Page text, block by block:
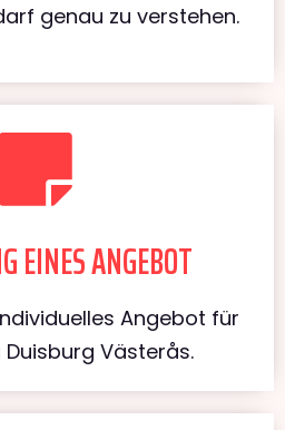
genau zu verstehen.
EINES ANGEBOT
Angebot für
Duisburg Västerås.